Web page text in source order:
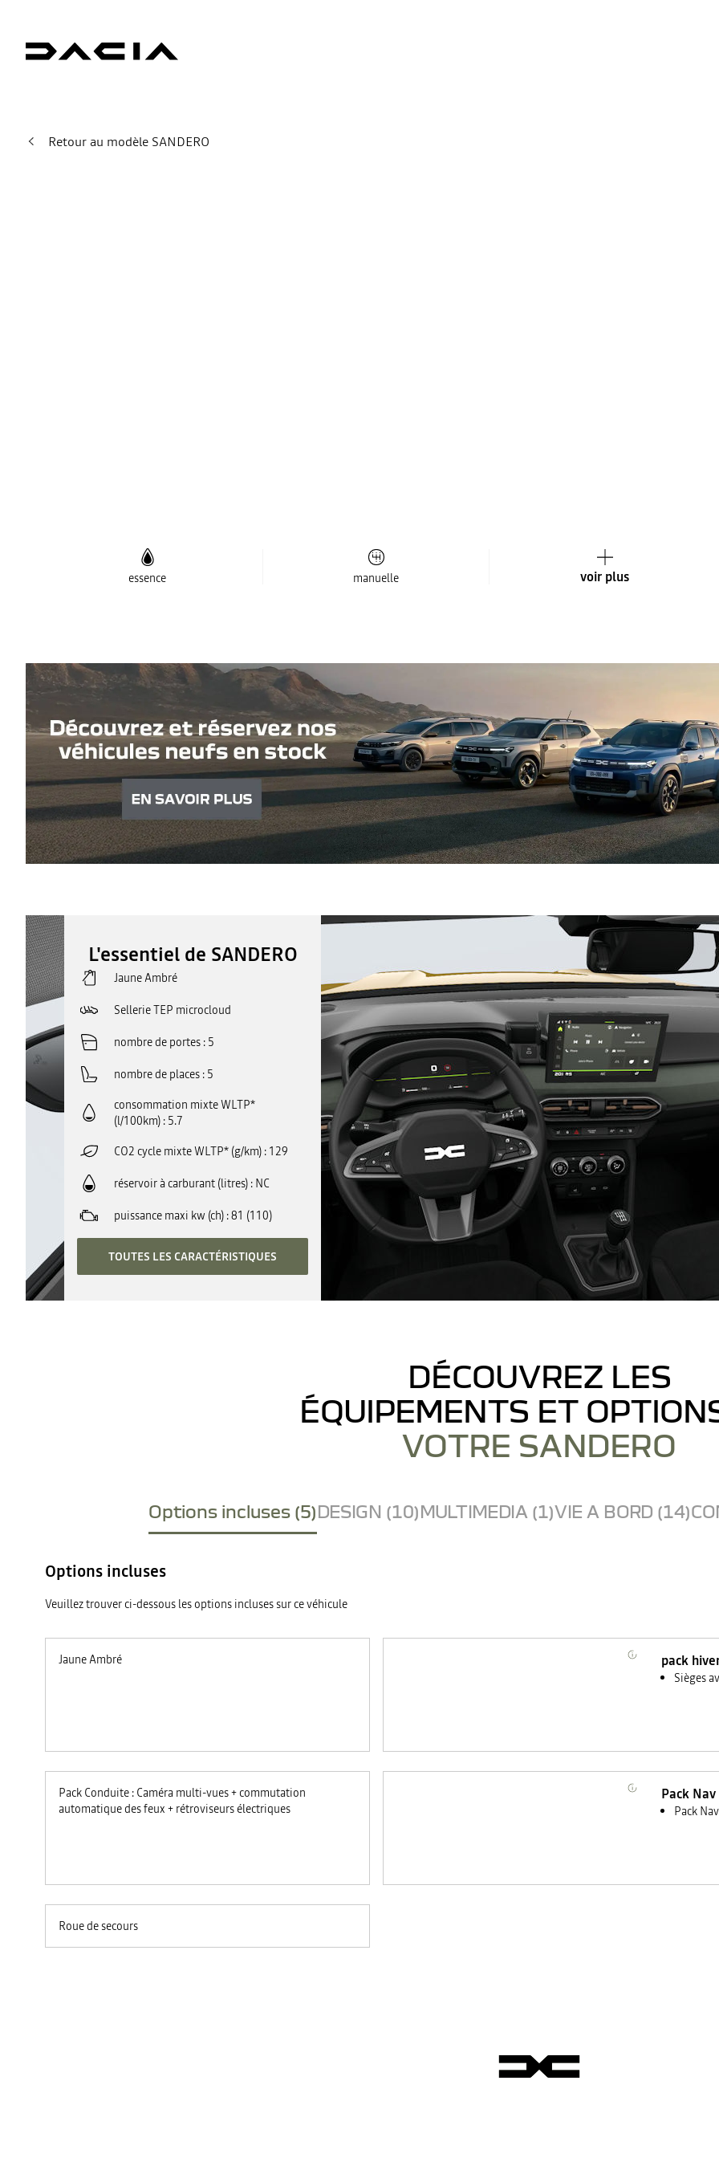
Retour au modèle SANDERO
essence manuelle voir plus
L'essentiel de SANDERO
Jaune Ambré
Sellerie TEP microcloud
nombre de portes 5
nombre de places 5
consommation mixte WLTP*
(l/100km) 5.7
CO2 cycle mixte WLTP* (g/km) 129
réservoir à carburant (litres) NC
puissance maxi kw (ch) 81 (110)
TOUTES LES CARACTÉRISTIQUES
DÉCOUVREZ LES
ÉQUIPEMENTS ET
VOTRE SANDERO
Options incluses (5)DESIGN (10)MULTIMEDIA (1)VIE A BORD (14)
Options incluses
Veuillez trouver ci-dessous les options incluses sur ce véhicule
Jaune Ambré pack
Sièges
Pack Conduite : Caméra multi-vues + commutation
automatique des feux + rétroviseurs électriques
Pack Nav
Pack
Roue de secours